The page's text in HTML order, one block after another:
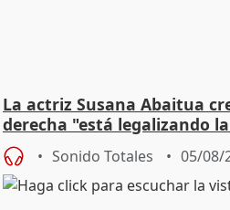
La actriz Susana Abaitua
derecha "está legalizando
Sonido Totales 05/08/